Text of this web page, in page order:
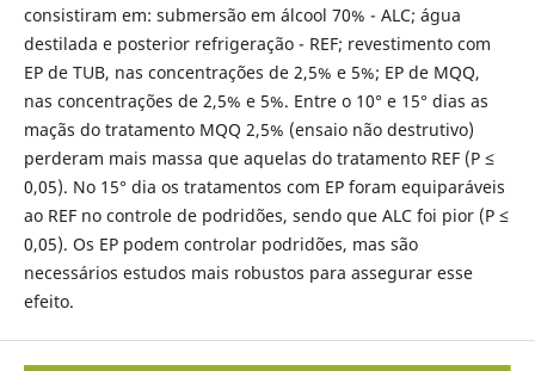
consistiram em: submersão em álcool 70% - ALC; água
destilada e posterior refrigeração - REF; revestimento com
EP de TUB, nas concentrações de 2,5% e 5%; EP de MQQ,
nas concentrações de 2,5% e 5%. Entre o 10° e 15° dias as
maçãs do tratamento MQQ 2,5% (ensaio não destrutivo)
perderam mais massa que aquelas do tratamento REF (P ≤
0,05). No 15° dia os tratamentos com EP foram equiparáveis
ao REF no controle de podridões, sendo que ALC foi pior (P ≤
0,05). Os EP podem controlar podridões, mas são
necessários estudos mais robustos para assegurar esse
efeito.